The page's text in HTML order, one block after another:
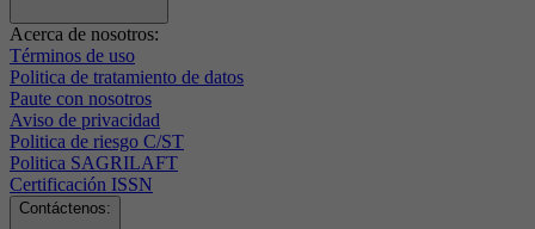
Acerca de nosotros:
Términos de uso
Politica de tratamiento de datos
Paute con nosotros
Aviso de privacidad
Politica de riesgo C/ST
Politica SAGRILAFT
Certificación ISSN
Contáctenos: